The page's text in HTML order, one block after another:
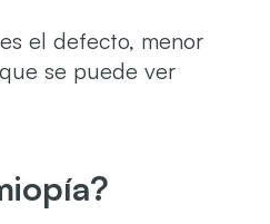
el defecto, menor
se puede ver